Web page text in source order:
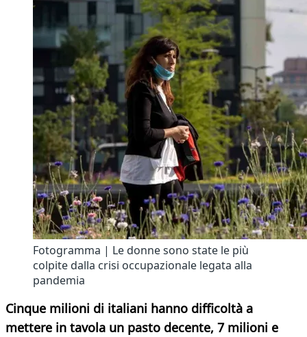
Fotogramma | Le donne sono state le più
colpite dalla crisi occupazionale legata alla
pandemia
Cinque milioni di italiani hanno difficoltà a
mettere in tavola un pasto decente, 7 milioni e